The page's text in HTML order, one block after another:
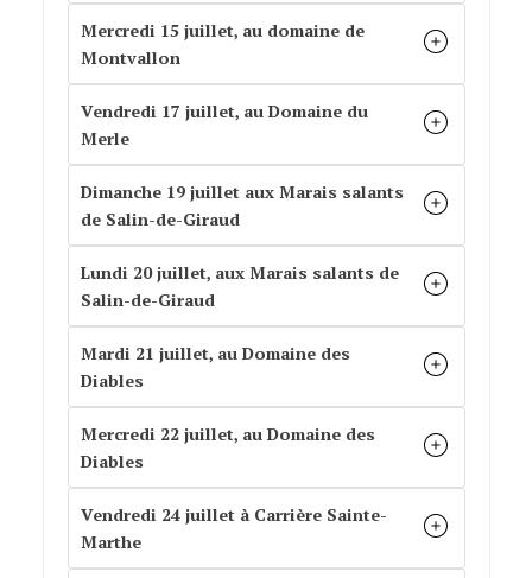
Mercredi 15 juillet, au domaine de
Montvallon
Vendredi 17 juillet, au Domaine du
Merle
Dimanche 19 juillet aux Marais salants
de Salin-de-Giraud
Lundi 20 juillet, aux Marais salants de
Salin-de-Giraud
Mardi 21 juillet, au Domaine des
Diables
Mercredi 22 juillet, au Domaine des
Diables
Vendredi 24 juillet à Carrière Sainte-
Marthe